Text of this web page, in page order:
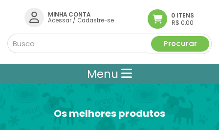
MINHA CONTA
Acessar/ Cadastre-se
0 ITENS
R$ 0,00
Procurar
Menu
Os melhores produtos